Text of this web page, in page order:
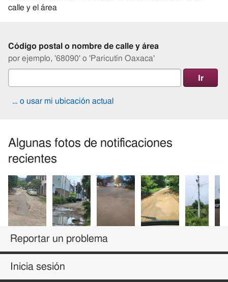
calle y el área
la
ubicación
de
la
o
la
RSS
Código postal o nombre de calle y área
por ejemplo, '68090' o 'Paricutín Oaxaca'
… o usar mi ubicación actual
Algunas fotos de notificaciones
recientes
Reportar un problema
Inicia sesión